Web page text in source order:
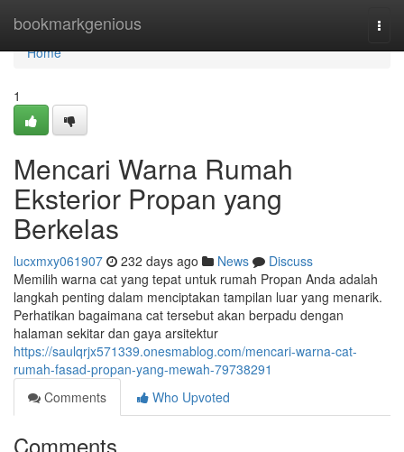
bookmarkgenious
Home
Home
1
Mencari Warna Rumah
Eksterior Propan yang
Berkelas
lucxmxy061907 232 days ago News
Discuss
Memilih warna cat yang tepat untuk rumah Propan Anda adalah
langkah penting dalam menciptakan tampilan luar yang menarik.
Perhatikan bagaimana cat tersebut akan berpadu dengan
halaman sekitar dan gaya arsitektur
https://saulqrjx571339.onesmablog.com/mencari-warna-cat-
rumah-fasad-propan-yang-mewah-79738291
Comments
Who Upvoted
Comments